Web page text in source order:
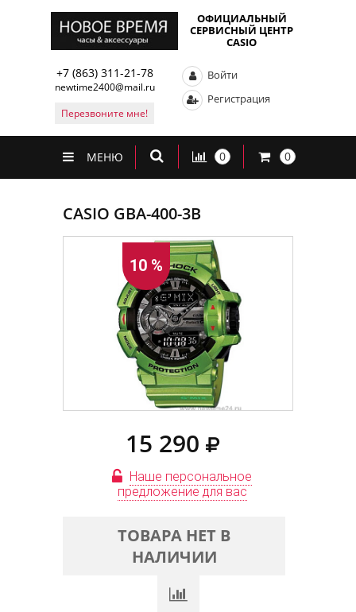
ОФИЦИАЛЬНЫЙ
СЕРВИСНЫЙ ЦЕНТР
CASIO
+7 (863) 311-21-78
newtime2400@mail.ru
Перезвоните мне!
Войти
Регистрация
МЕНЮ 0 0
CASIO GBA-400-3B
10 %
15 290
Наше персональное
предложение для вас
ТОВАРА НЕТ В
НАЛИЧИИ